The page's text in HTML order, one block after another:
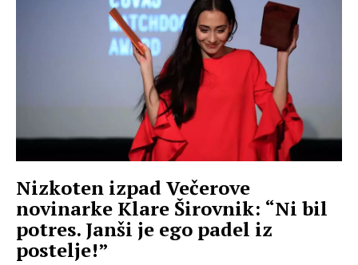
Nizkoten izpad Večerove
novinarke Klare Širovnik: “Ni bil
potres. Janši je ego padel iz
postelje!”